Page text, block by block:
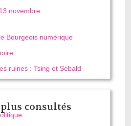
novembre
Bourgeois numérique
ruines : Tsing et Sebald
consultés